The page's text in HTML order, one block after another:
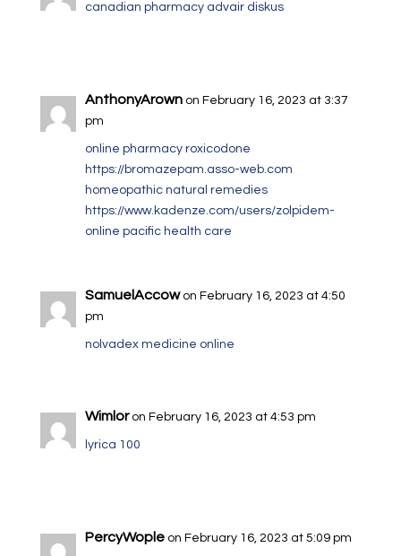
canadian pharmacy advair diskus
AnthonyArown on February 16, 2023 at 3:37
pm
online pharmacy roxicodone
https://bromazepam.asso-web.com
homeopathic natural remedies
https://www.kadenze.com/users/zolpidem-
online pacific health care
SamuelAccow on February 16, 2023 at 4:50
pm
nolvadex medicine online
Wimlor on February 16, 2023 at 4:53 pm
lyrica 100
PercyWople on February 16, 2023 at 5:09 pm